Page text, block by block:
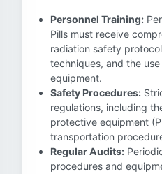
Personnel Training:
Pills must receive
radiation safety
techniques, and the
equipment.
Safety Procedures:
regulations, including
protective equipment
transportation
Regular Audits:
procedures and